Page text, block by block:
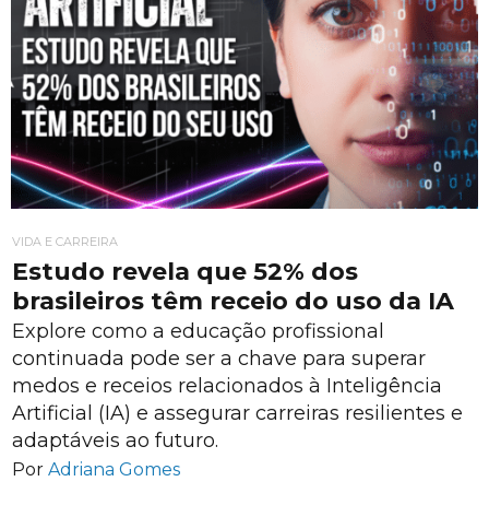
VIDA E CARREIRA
Estudo revela que 52% dos
brasileiros têm receio do uso da IA
Explore como a educação profissional
continuada pode ser a chave para superar
medos e receios relacionados à Inteligência
Artificial (IA) e assegurar carreiras resilientes e
adaptáveis ao futuro.
Por Adriana Gomes